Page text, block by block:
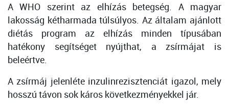
A WHO szerint az elhízás betegség. A magyar
lakosság kétharmada túlsúlyos. Az általam ajánlott
diétás program az elhízás minden típusában
hatékony segítséget nyújthat, a zsírmájat is
beleértve.
A zsírmáj jelenléte inzulinrezisztenciát igazol, mely
hosszú távon sok káros következményekkel jár.